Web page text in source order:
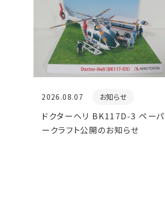
2026.08.07 お知らせ
ドクターヘリ BK117D-3 ペーパ
ークラフト公開のお知らせ